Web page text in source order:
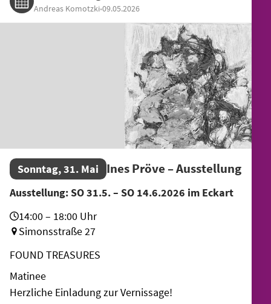
Andreas Komotzki•09.05.2026
Sonntag, 31. Mai Ines Pröve – Ausstellung
Ausstellung: SO 31.5. – SO 14.6.2026 im Eckart
14:00 – 18:00 Uhr
Simonsstraße 27
FOUND TREASURES
Matinee
Herzliche Einladung zur Vernissage!